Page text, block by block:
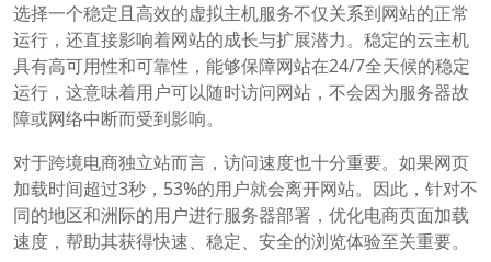
选择一个稳定且高效的虚拟主机服务不仅关系到网站的正常
运行，还直接影响着网站的成长与扩展潜力。稳定的云主机
具有高可用性和可靠性，能够保障网站在24/7全天候的稳定
运行，这意味着用户可以随时访问网站，不会因为服务器故
障或网络中断而受到影响。
对于跨境电商独立站而言，访问速度也十分重要。如果网页
加载时间超过3秒，53%的用户就会离开网站。因此，针对不
同的地区和洲际的用户进行服务器部署，优化电商页面加载
速度，帮助其获得快速、稳定、安全的浏览体验至关重要。